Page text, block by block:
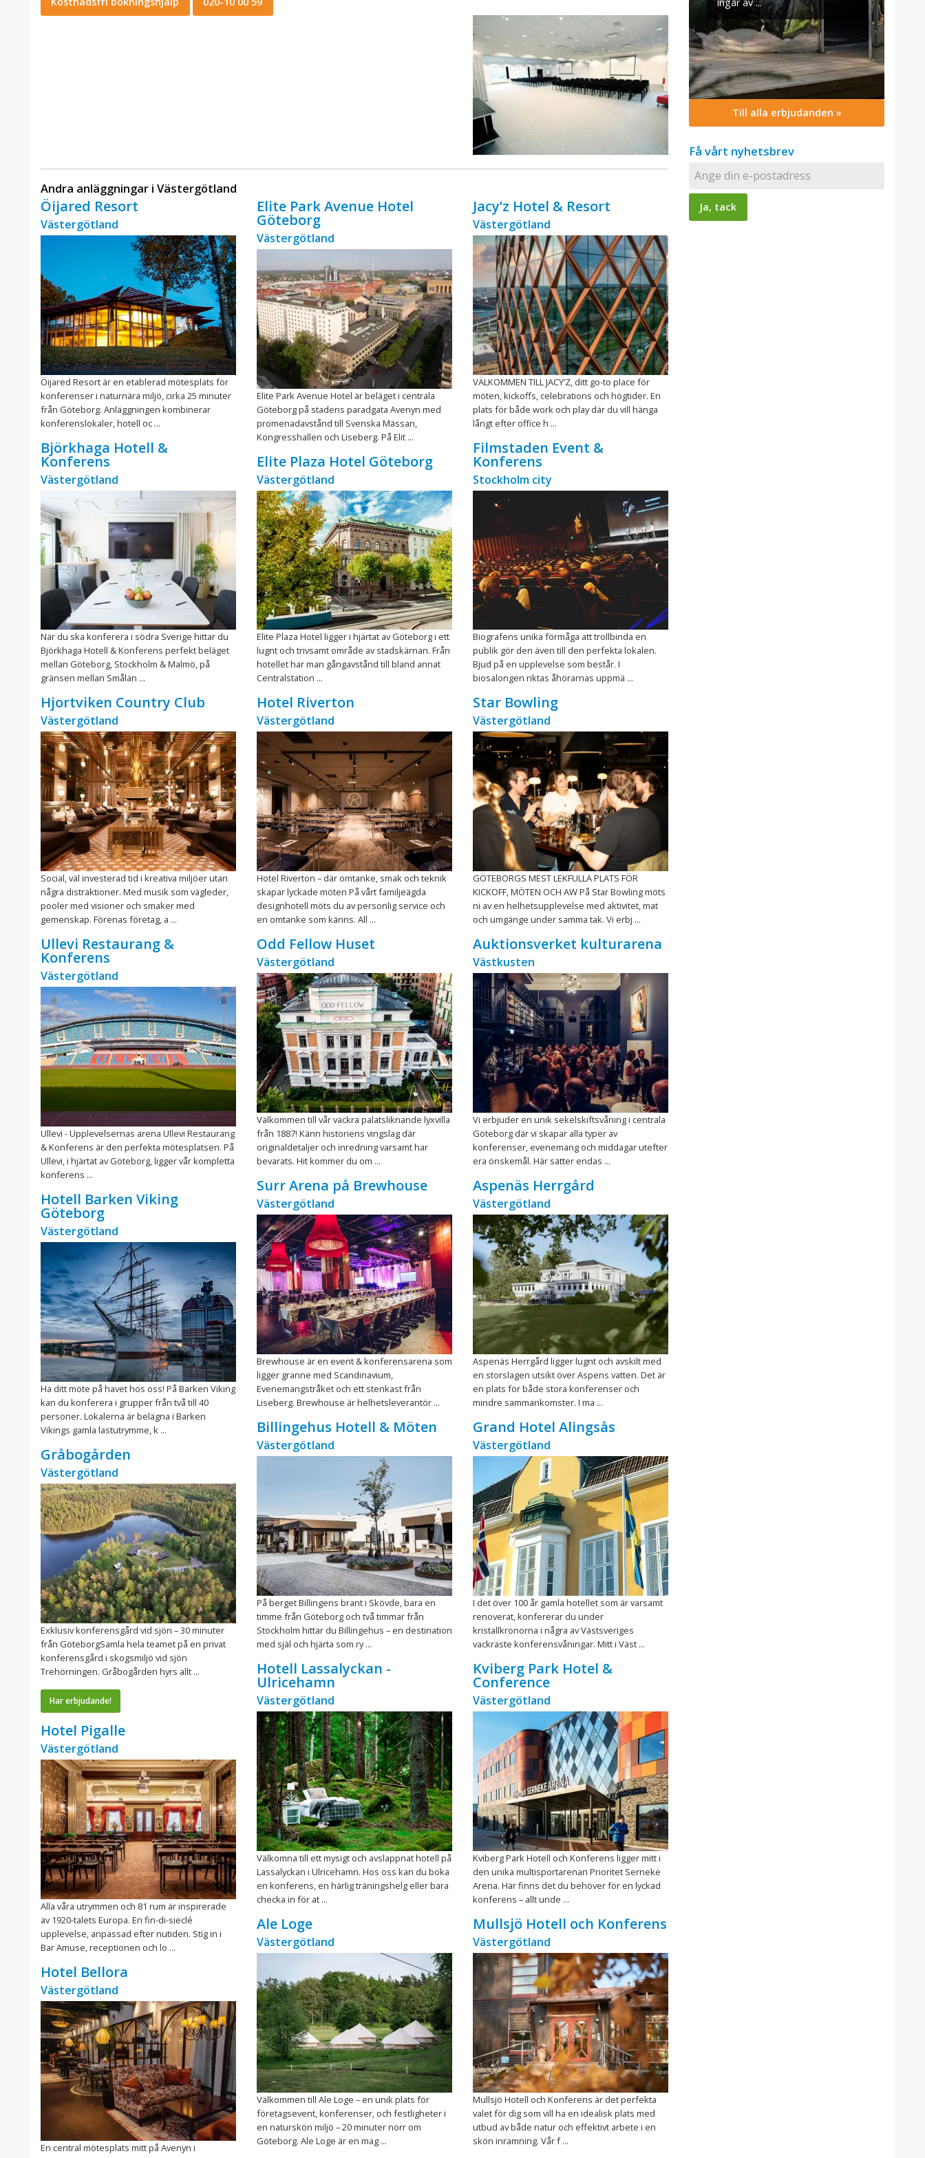
Andra anläggningar i Västergötland
Öijared Resort
Västergötland
Öijared Resort är en etablerad mötesplats för
konferenser i naturnära miljö, cirka 25 minuter
från Göteborg. Anläggningen kombinerar
konferenslokaler, hotell oc ...
Björkhaga Hotell &
Konferens
Västergötland
När du ska konferera i södra Sverige hittar du
Björkhaga Hotell & Konferens perfekt beläget
mellan Göteborg, Stockholm & Malmö, på
gränsen mellan Smålan ...
Hjortviken Country Club
Västergötland
Social, väl investerad tid i kreativa miljöer utan
några distraktioner. Med musik som vägleder,
pooler med visioner och smaker med
gemenskap. Förenas företag, a ...
Ullevi Restaurang &
Konferens
Västergötland
Ullevi - Upplevelsernas arena Ullevi Restaurang
& Konferens är den perfekta mötesplatsen. På
Ullevi, i hjärtat av Göteborg, ligger vår kompletta
konferens ...
Hotell Barken Viking
Göteborg
Västergötland
Ha ditt möte på havet hos oss! På Barken Viking
kan du konferera i grupper från två till 40
personer. Lokalerna är belägna i Barken
Vikings gamla lastutrymme, k ...
Gråbogården
Västergötland
Exklusiv konferensgård vid sjön – 30 minuter
från GöteborgSamla hela teamet på en privat
konferensgård i skogsmiljö vid sjön
Trehörningen. Gråbogården hyrs allt ...
Har erbjudande!
Hotel Pigalle
Västergötland
Alla våra utrymmen och 81 rum är inspirerade
av 1920-talets Europa. En fin-di-sieclé
upplevelse, anpassad efter nutiden. Stig in i
Bar Amuse, receptionen och lo ...
Hotel Bellora
Västergötland
En central mötesplats mitt på Avenyn i
Elite Park Avenue Hotel
Göteborg
Västergötland
Elite Park Avenue Hotel är beläget i centrala
Göteborg på stadens paradgata Avenyn med
promenadavstånd till Svenska Mässan,
Kongresshallen och Liseberg. På Elit ...
Elite Plaza Hotel Göteborg
Västergötland
Elite Plaza Hotel ligger i hjärtat av Göteborg i ett
lugnt och trivsamt område av stadskärnan. Från
hotellet har man gångavstånd till bland annat
Centralstation ...
Hotel Riverton
Västergötland
Hotel Riverton – där omtanke, smak och teknik
skapar lyckade möten På vårt familjeägda
designhotell möts du av personlig service och
en omtanke som känns. All ...
Odd Fellow Huset
Västergötland
Välkommen till vår vackra palatsliknande lyxvilla
från 1887! Känn historiens vingslag där
originaldetaljer och inredning varsamt har
bevarats. Hit kommer du om ...
Surr Arena på Brewhouse
Västergötland
Brewhouse är en event & konferensarena som
ligger granne med Scandinavium,
Evenemangstråket och ett stenkast från
Liseberg. Brewhouse är helhetsleverantör ...
Billingehus Hotell & Möten
Västergötland
På berget Billingens brant i Skövde, bara en
timme från Göteborg och två timmar från
Stockholm hittar du Billingehus – en destination
med själ och hjärta som ry ...
Hotell Lassalyckan -
Ulricehamn
Västergötland
Välkomna till ett mysigt och avslappnat hotell på
Lassalyckan i Ulricehamn. Hos oss kan du boka
en konferens, en härlig träningshelg eller bara
checka in för at ...
Ale Loge
Västergötland
Välkommen till Ale Loge – en unik plats för
företagsevent, konferenser, och festligheter i
en naturskön miljö – 20 minuter norr om
Göteborg. Ale Loge är en mag ...
Jacy’z Hotel & Resort
Västergötland
VÄLKOMMEN TILL JACY’Z, ditt go-to place för
möten, kickoffs, celebrations och högtider. En
plats för både work och play där du vill hänga
långt efter office h ...
Filmstaden Event &
Konferens
Stockholm city
Biografens unika förmåga att trollbinda en
publik gör den även till den perfekta lokalen.
Bjud på en upplevelse som består. I
biosalongen riktas åhörarnas uppmä ...
Star Bowling
Västergötland
GÖTEBORGS MEST LEKFULLA PLATS FÖR
KICKOFF, MÖTEN OCH AW På Star Bowling möts
ni av en helhetsupplevelse med aktivitet, mat
och umgänge under samma tak. Vi erbj ...
Auktionsverket kulturarena
Västkusten
Vi erbjuder en unik sekelskiftsvåning i centrala
Göteborg där vi skapar alla typer av
konferenser, evenemang och middagar utefter
era önskemål. Här sätter endas ...
Aspenäs Herrgård
Västergötland
Aspenäs Herrgård ligger lugnt och avskilt med
en storslagen utsikt över Aspens vatten. Det är
en plats för både stora konferenser och
mindre sammankomster. I ma ...
Grand Hotel Alingsås
Västergötland
I det över 100 år gamla hotellet som är varsamt
renoverat, konfererar du under
kristallkronorna i några av Västsveriges
vackraste konferensvåningar. Mitt i Väst ...
Kviberg Park Hotel &
Conference
Västergötland
Kviberg Park Hotell och Konferens ligger mitt i
den unika multisportarenan Prioritet Serneke
Arena. Här finns det du behöver för en lyckad
konferens – allt unde ...
Mullsjö Hotell och Konferens
Västergötland
Mullsjö Hotell och Konferens är det perfekta
valet för dig som vill ha en idealisk plats med
utbud av både natur och effektivt arbete i en
skön inramning. Vår f ...
Till alla erbjudanden »
Få vårt nyhetsbrev